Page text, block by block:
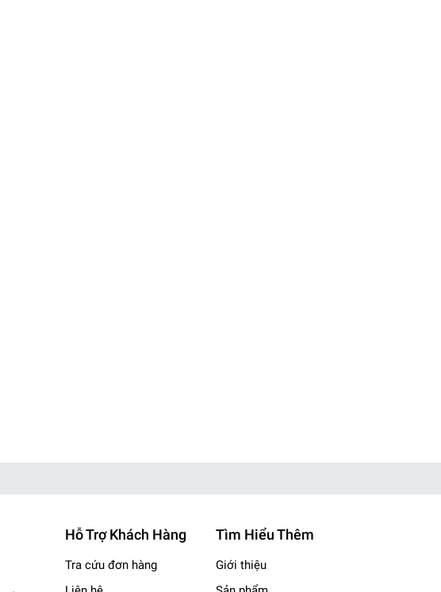
Hỗ Trợ Khách Hàng
Tra cứu đơn hàng
Tìm Hiểu Thêm
Giới thiệu